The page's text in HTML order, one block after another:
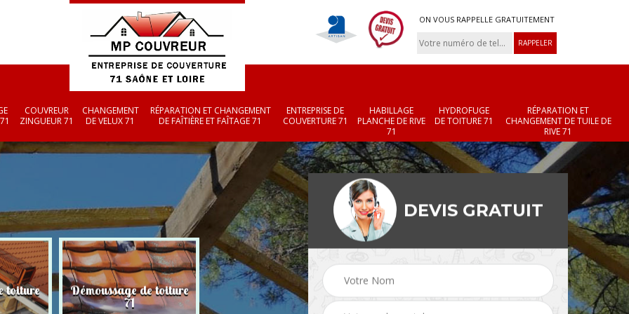
ON VOUS RAPPELLE GRATUITEMENT
COUVREUR
ZINGUEUR 71
CHANGEMENT
DE VELUX 71
RÉPARATION ET CHANGEMENT
DE FAÎTIÈRE ET FAÎTAGE 71
ENTREPRISE DE
COUVERTURE 71
HABILLAGE
PLANCHE DE RIVE
71
HYDROFUGE
DE TOITURE 71
RÉPARATION ET
CHANGEMENT DE TUILE DE
RIVE 71
toiture Démoussage de toiture
71 Couvreur zingueur 71 Changement de velux
71
Réparation et
changement de
et faîtage 71
DEVIS GRATUIT